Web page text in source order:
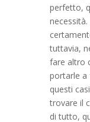
perfetto,
tuttavia,
fare altro
portarle a
questi
trovare il
di tutto,